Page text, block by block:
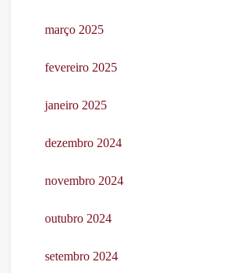
março 2025
fevereiro 2025
janeiro 2025
dezembro 2024
novembro 2024
outubro 2024
setembro 2024